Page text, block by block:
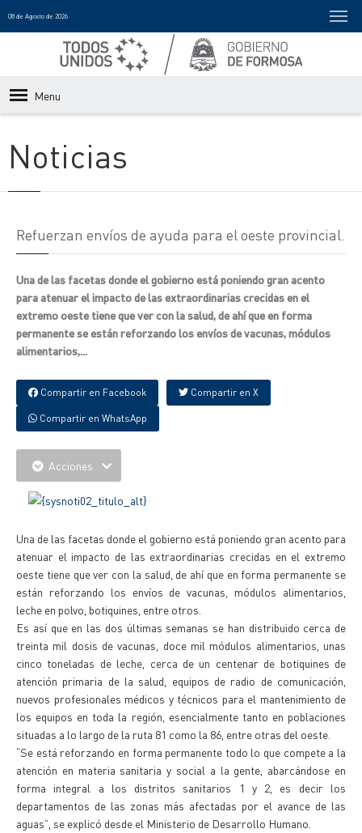
08 de Agosto de 2026
Menu
Noticias
Refuerzan envíos de ayuda para el oeste provincial.
Una de las facetas donde el gobierno está poniendo gran acento
para atenuar el impacto de las extraordinarias crecidas en el
extremo oeste tiene que ver con la salud, de ahí que en forma
permanente se están reforzando los envíos de vacunas, módulos
alimentarios,...
Compartir en Facebook Compartir en X
Compartir en WhatsApp
Acciones
Una de las facetas donde el gobierno está poniendo gran acento para
atenuar el impacto de las extraordinarias crecidas en el extremo
oeste tiene que ver con la salud, de ahí que en forma permanente se
están reforzando los envíos de vacunas, módulos alimentarios,
leche en polvo, botiquines, entre otros.
Es así que en las dos últimas semanas se han distribuido cerca de
treinta mil dosis de vacunas, doce mil módulos alimentarios, unas
cinco toneladas de leche, cerca de un centenar de botiquines de
atención primaria de la salud, equipos de radio de comunicación,
nuevos profesionales médicos y técnicos para el mantenimiento de
los equipos en toda la región, esencialmente tanto en poblaciones
situadas a lo largo de la ruta 81 como la 86, entre otras del oeste.
“Se está reforzando en forma permanente todo lo que compete a la
atención en materia sanitaria y social a la gente, abarcándose en
forma integral a los distritos sanitarios 1 y 2, es decir los
departamentos de las zonas más afectadas por el avance de las
aguas”, se explicó desde el Ministerio de Desarrollo Humano.